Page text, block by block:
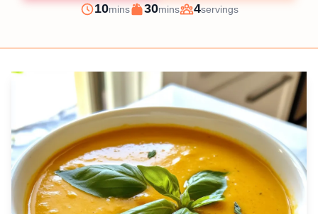
Prep
10minutes
mins
Cook
30minutes
mins
Servings
4servings